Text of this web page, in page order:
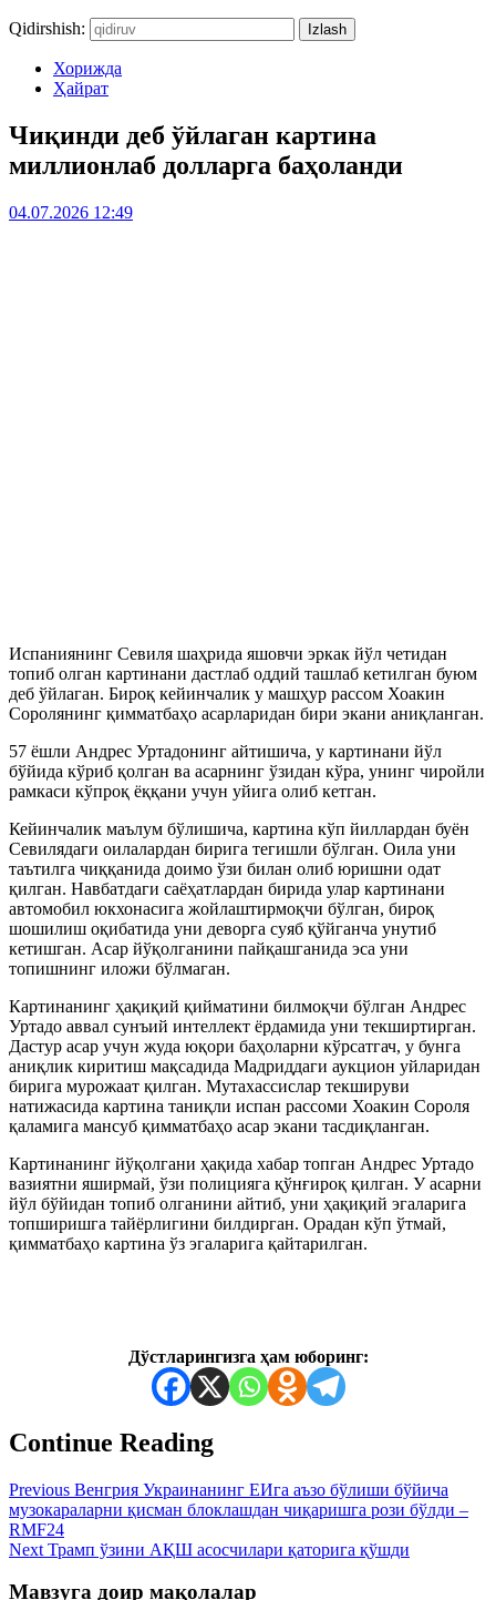
Qidirshish:
Хорижда
Ҳайрат
Чиқинди деб ўйлаган картина
миллионлаб долларга баҳоланди
04.07.2026 12:49
Испаниянинг Севиля шаҳрида яшовчи эркак йўл четидан
топиб олган картинани дастлаб оддий ташлаб кетилган буюм
деб ўйлаган. Бироқ кейинчалик у машҳур рассом Хоакин
Соролянинг қимматбаҳо асарларидан бири экани аниқланган.
57 ёшли Андрес Уртадонинг айтишича, у картинани йўл
бўйида кўриб қолган ва асарнинг ўзидан кўра, унинг чиройли
рамкаси кўпроқ ёққани учун уйига олиб кетган.
Кейинчалик маълум бўлишича, картина кўп йиллардан буён
Севилядаги оилалардан бирига тегишли бўлган. Оила уни
таътилга чиққанида доимо ўзи билан олиб юришни одат
қилган. Навбатдаги саёҳатлардан бирида улар картинани
автомобил юкхонасига жойлаштирмоқчи бўлган, бироқ
шошилиш оқибатида уни деворга суяб қўйганча унутиб
кетишган. Асар йўқолганини пайқашганида эса уни
топишнинг иложи бўлмаган.
Картинанинг ҳақиқий қийматини билмоқчи бўлган Андрес
Уртадо аввал сунъий интеллект ёрдамида уни текширтирган.
Дастур асар учун жуда юқори баҳоларни кўрсатгач, у бунга
аниқлик киритиш мақсадида Мадриддаги аукцион уйларидан
бирига мурожаат қилган. Мутахассислар текшируви
натижасида картина таниқли испан рассоми Хоакин Сороля
қаламига мансуб қимматбаҳо асар экани тасдиқланган.
Картинанинг йўқолгани ҳақида хабар топган Андрес Уртадо
вазиятни яширмай, ўзи полицияга қўнғироқ қилган. У асарни
йўл бўйидан топиб олганини айтиб, уни ҳақиқий эгаларига
топширишга тайёрлигини билдирган. Орадан кўп ўтмай,
қимматбаҳо картина ўз эгаларига қайтарилган.
Дўстларингизга ҳам юборинг:
Continue Reading
Previous Венгрия Украинанинг ЕИга аъзо бўлиши бўйича
музокараларни қисман блоклашдан чиқаришга рози бўлди –
RMF24
Next Трамп ўзини АҚШ асосчилари қаторига қўшди
Мавзуга доир мақолалар